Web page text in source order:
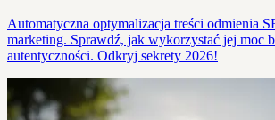
Automatyczna optymalizacja treści odmienia
marketing. Sprawdź, jak wykorzystać jej moc
autentyczności. Odkryj sekrety 2026!